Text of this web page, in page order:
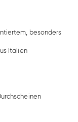
besonders
Italien